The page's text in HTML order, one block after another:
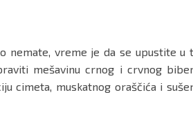
nemate, vreme je da se upustite u
mešavinu crnog i crvnog
cimeta, muskatnog oraščića i